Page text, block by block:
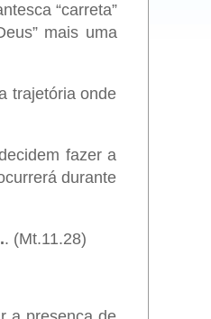
“carreta”
mais uma
trajetória onde
fazer a
durante
. (Mt.11.28)